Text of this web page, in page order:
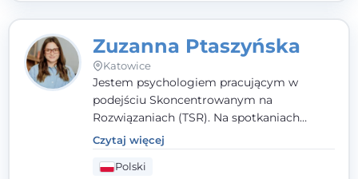
Zuzanna Ptaszyńska
Katowice
Jestem psychologiem pracującym w
podejściu Skoncentrowanym na
Rozwiązaniach (TSR). Na spotkaniach
pracuję w sposób dopasowany do Ciebie -
nawet jeśli na starcie nie wiesz dokładnie,
czego potrzebujesz, odkrywamy to razem,
Czytaj więcej
Polski